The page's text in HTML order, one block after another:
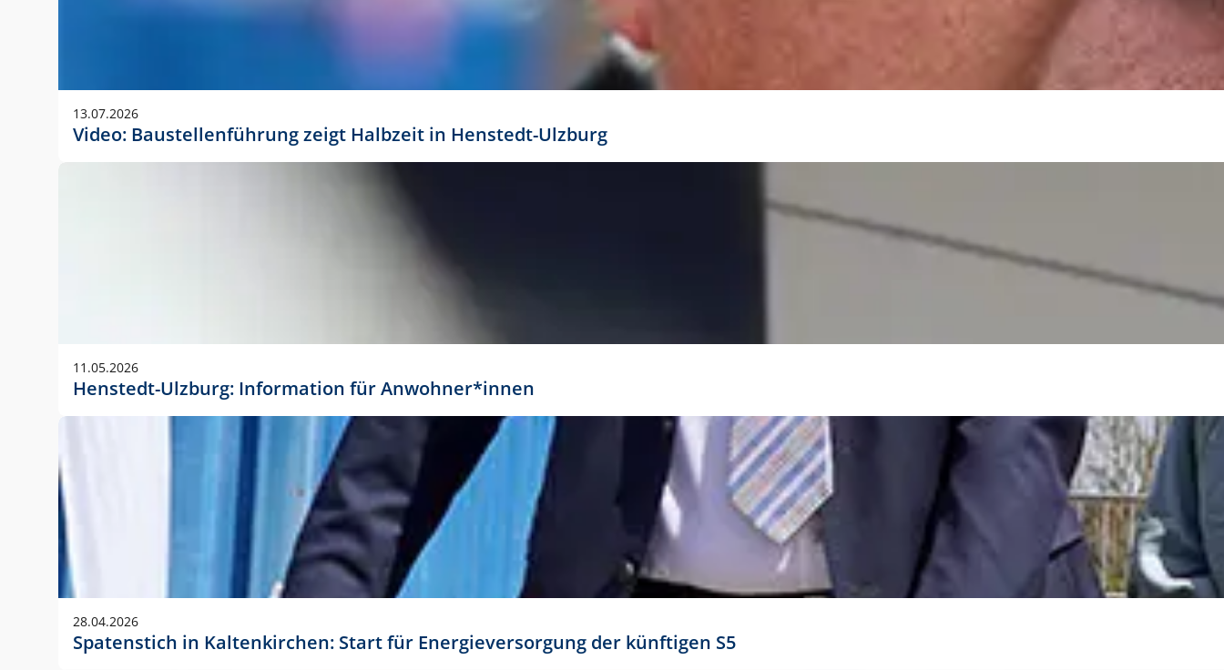
13.07.2026
Video: Baustellenführung zeigt Halbzeit in Henstedt-Ulzburg
11.05.2026
Henstedt-Ulzburg: Information für Anwohner*innen
28.04.2026
Spatenstich in Kaltenkirchen: Start für Energieversorgung der künftigen S5